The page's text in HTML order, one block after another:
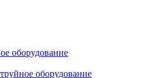
оборудование
оборудование